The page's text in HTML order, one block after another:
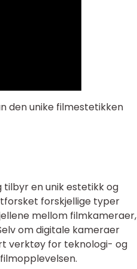
den unike filmestetikken
en unik estetikk og
forskjellige typer
mellom filmkameraer,
om digitale kameraer
verktøy for teknologi- og